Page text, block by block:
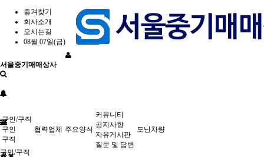
즐겨찾기
회사소개
오시는길
08월 07일(금)
서울중기매매상사
구인/구직
구인/구직
구인
구직
협력업체 주요양식
커뮤니티
공지사항
자유게시판
질문 및 답변
도난차량